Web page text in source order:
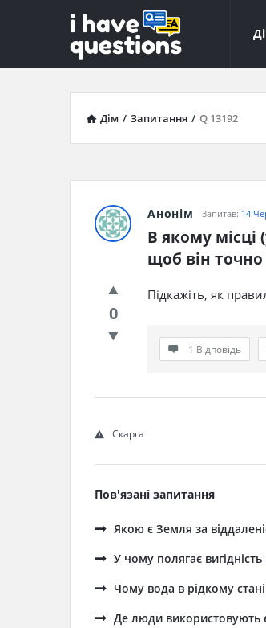
iHaveQuestions
Дім / Запитання / Q 13192
Анонім Запитав: 14
В якому місці
щоб він
0
Підкажіть, як
1 Відповідь
Скарга
Пов'язані запитання
Якою є Земля за
У чому полягає
Чому вода в рідкому
Де люди використовують